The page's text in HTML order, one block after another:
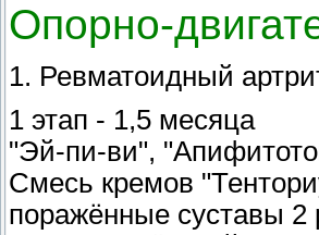
Опорно-
1. Ревматоидный
1 этап - 1,5 месяца
"Эй-пи-ви",
Смесь кремов
поражённые суставы 2